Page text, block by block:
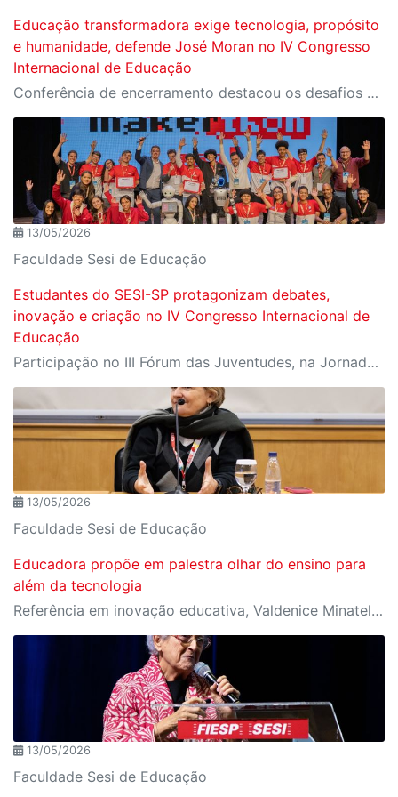
Educação transformadora exige tecnologia, propósito
e humanidade, defende José Moran no IV Congresso
Internacional de Educação
Conferência de encerramento destacou os desafios da escola contemporânea diante da inteligência artificial, da personalização do ensino e da formação humana em um mundo cada vez mais conectado
13/05/2026
Faculdade Sesi de Educação
Estudantes do SESI-SP protagonizam debates,
inovação e criação no IV Congresso Internacional de
Educação
Participação no III Fórum das Juventudes, na Jornada STEAM e no Makerthon evidenciou o protagonismo estudantil, a iniciação científica e o desenvolvimento de soluções criativas para os desafios da educação e da sociedade
13/05/2026
Faculdade Sesi de Educação
Educadora propõe em palestra olhar do ensino para
além da tecnologia
Referência em inovação educativa, Valdenice Minatel aponta que novo modelo de educação deve priorizar saúde emocional, ética e conexão humana
13/05/2026
Faculdade Sesi de Educação